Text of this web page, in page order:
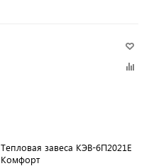
Тепловая завеса КЭВ-6П2021E
Комфорт